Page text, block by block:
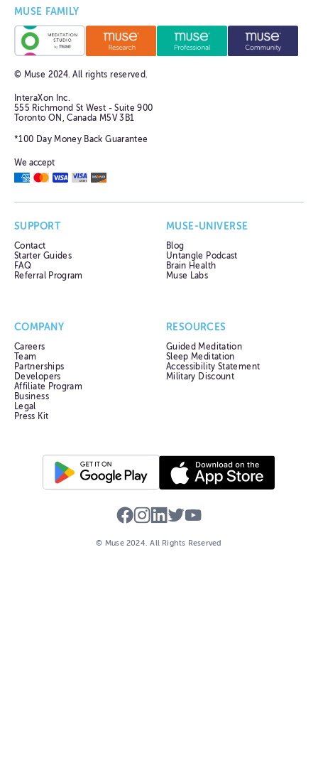
MUSE FAMILY
© Muse 2024. All rights reserved.
InteraXon Inc.
555 Richmond St West - Suite 900
Toronto ON, Canada M5V 3B1
*100 Day Money Back Guarantee
We accept
SUPPORT
Contact
Starter Guides
FAQ
Referral Program
MUSE-UNIVERSE
Blog
Untangle Podcast
Brain Health
Muse Labs
COMPANY
Careers
Team
Partnerships
Developers
Affiliate Program
Business
Legal
Press Kit
RESOURCES
Guided Meditation
Sleep Meditation
Accessibility Statement
Military Discount
© Muse2024. All Rights Reserved